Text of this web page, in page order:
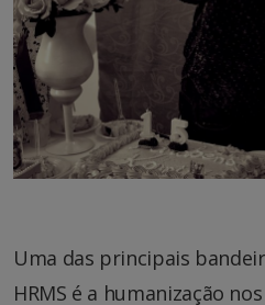
Uma das principais
HRMS é a humanização